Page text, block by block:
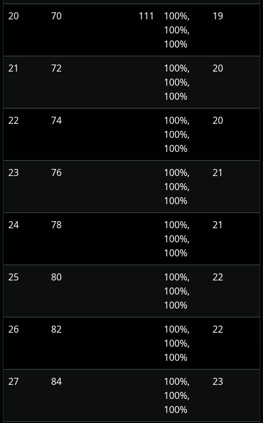
20 70 111
100%,
100%,
100%
19
21 72
100%,
100%,
100%
20
22 74
100%,
100%,
100%
20
23 76
100%,
100%,
100%
21
24 78
100%,
100%,
100%
21
25 80
100%,
100%,
100%
22
26 82
100%,
100%,
100%
22
27 84
100%,
100%,
100%
23